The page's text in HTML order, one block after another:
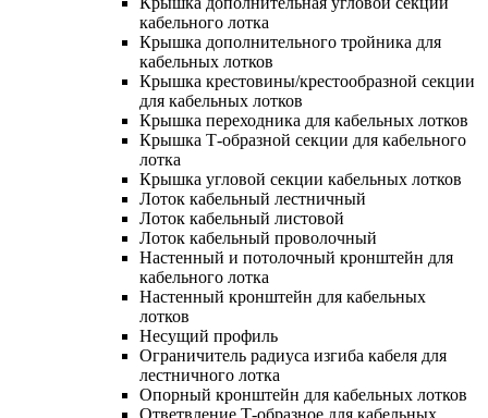
кабельного лотка
Крышка дополнительного тройника для
кабельных лотков
Крышка крестовины/крестообразной секции
для кабельных лотков
Крышка переходника для кабельных лотков
Крышка Т-образной секции для кабельного
лотка
Крышка угловой секции кабельных лотков
Лоток кабельный лестничный
Лоток кабельный листовой
Лоток кабельный проволочный
Настенный и потолочный кронштейн для
кабельного лотка
Настенный кронштейн для кабельных
лотков
Несущий профиль
Ограничитель радиуса изгиба кабеля для
лестничного лотка
Опорный кронштейн для кабельных лотков
Ответвление Т-образное для кабельных